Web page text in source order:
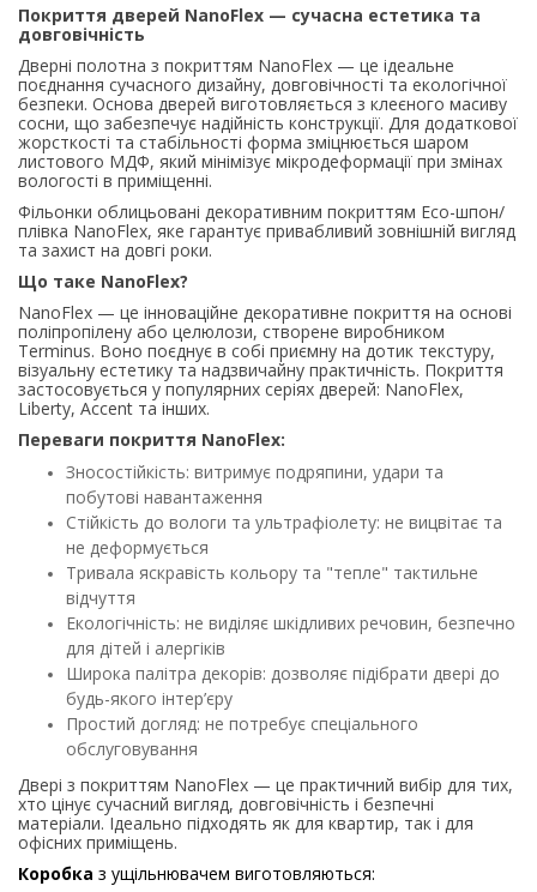
Покриття дверей NanoFlex — сучасна естетика та
довговічність
Дверні полотна з покриттям NanoFlex — це ідеальне
поєднання сучасного дизайну, довговічності та екологічної
безпеки. Основа дверей виготовляється з клеєного масиву
сосни, що забезпечує надійність конструкції. Для додаткової
жорсткості та стабільності форма зміцнюється шаром
листового МДФ, який мінімізує мікродеформації при змінах
вологості в приміщенні.
Фільонки облицьовані декоративним покриттям Eco-шпон/
плівка NanoFlex, яке гарантує привабливий зовнішній вигляд
та захист на довгі роки.
Що таке NanoFlex?
NanoFlex — це інноваційне декоративне покриття на основі
поліпропілену або целюлози, створене виробником
Terminus. Воно поєднує в собі приємну на дотик текстуру,
візуальну естетику та надзвичайну практичність. Покриття
застосовується у популярних серіях дверей: NanoFlex,
Liberty, Accent та інших.
Переваги покриття NanoFlex:
Зносостійкість: витримує подряпини, удари та
побутові навантаження
Стійкість до вологи та ультрафіолету: не вицвітає та
не деформується
Тривала яскравість кольору та "тепле" тактильне
відчуття
Екологічність: не виділяє шкідливих речовин, безпечно
для дітей і алергіків
Широка палітра декорів: дозволяє підібрати двері до
будь-якого інтер’єру
Простий догляд: не потребує спеціального
обслуговування
Двері з покриттям NanoFlex — це практичний вибір для тих,
хто цінує сучасний вигляд, довговічність і безпечні
матеріали. Ідеально підходять як для квартир, так і для
офісних приміщень.
Коробка з ущільнювачем виготовляються: